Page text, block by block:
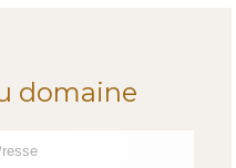
domaine